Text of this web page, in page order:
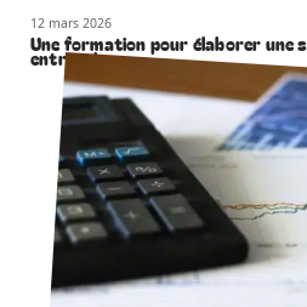
12 mars 2026
Une formation pour élaborer une
entreprise